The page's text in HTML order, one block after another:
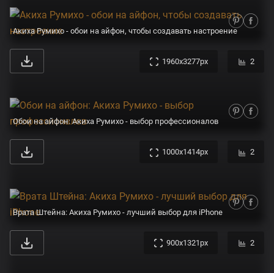
Акиха Румихо - обои на айфон, чтобы создавать настроение
1960x3277px 2
Обои на айфон: Акиха Румихо - выбор профессионалов
1000x1414px 2
Врата Штейна: Акиха Румихо - лучший выбор для iPhone
900x1321px 2